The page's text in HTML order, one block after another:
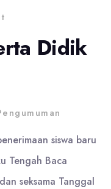
Didik
siswa baru
Tengah Baca
seksama Tanggal